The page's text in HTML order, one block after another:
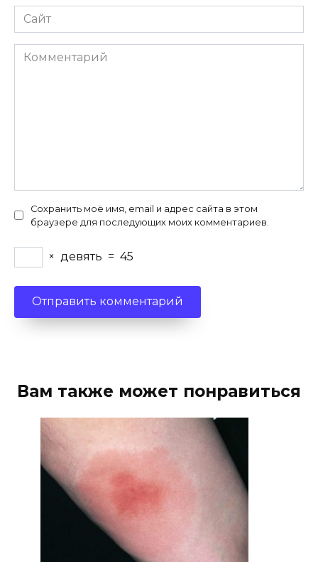
Сайт
Комментарий
Сохранить моё имя, email и адрес сайта в этом
браузере для последующих моих комментариев.
× девять = 45
Вам также может понравиться